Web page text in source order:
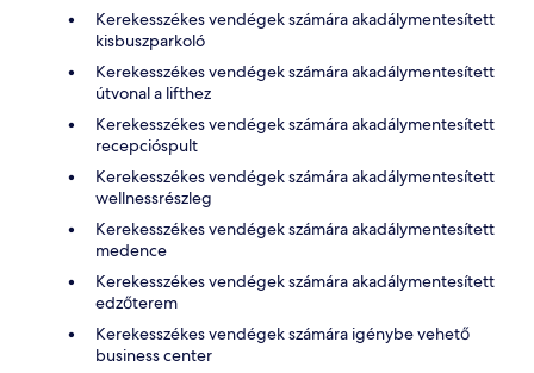
Kerekesszékes vendégek számára akadálymentesített
kisbuszparkoló
Kerekesszékes vendégek számára akadálymentesített
útvonal a lifthez
Kerekesszékes vendégek számára akadálymentesített
recepcióspult
Kerekesszékes vendégek számára akadálymentesített
wellnessrészleg
Kerekesszékes vendégek számára akadálymentesített
medence
Kerekesszékes vendégek számára akadálymentesített
edzőterem
Kerekesszékes vendégek számára igénybe vehető
business center